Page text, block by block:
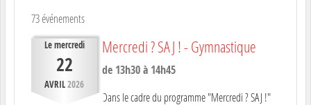
73 événements
Lemercredi
22
AVRIL2026
Mercredi ? SAJ ! - Gymnastique
de 13h30 à 14h45
Dans le cadre du programme "Mercredi ? SAJ !"